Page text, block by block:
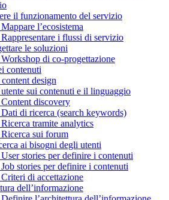
il funzionamento del servizio
l’ecosistema
i flussi di servizio
le soluzioni
di co-progettazione
contenuti
design
sui contenuti e il linguaggio
discovery
di ricerca (search keywords)
tramite analytics
sui forum
ai bisogni degli utenti
stories per definire i contenuti
stories per definire i contenuti
di accettazione
dell’informazione